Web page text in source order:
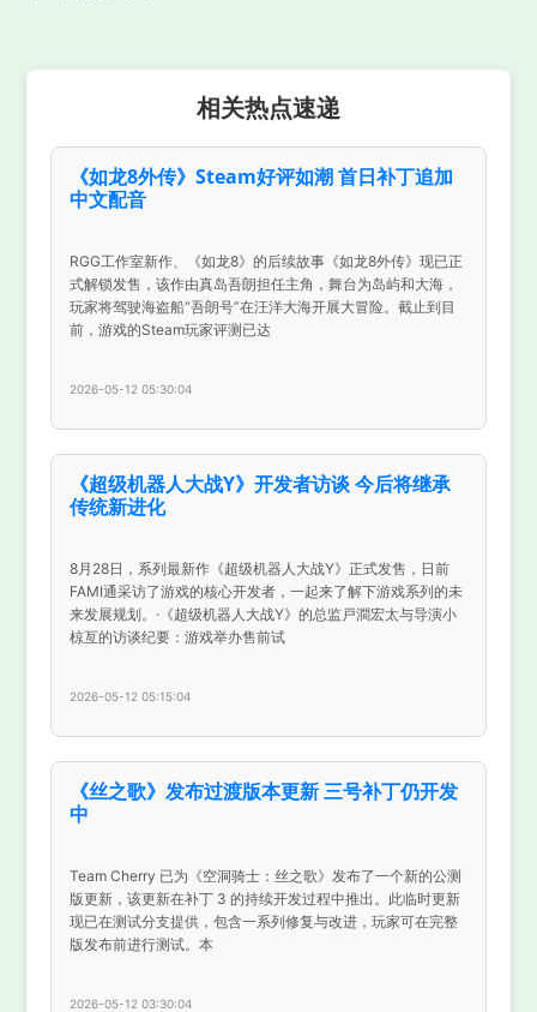
相关热点速递
《如龙8外传》Steam好评如潮 首日补丁追加
中文配音
RGG工作室新作、《如龙8》的后续故事《如龙8外传》现已正
式解锁发售，该作由真岛吾朗担任主角，舞台为岛屿和大海，
玩家将驾驶海盗船“吾朗号”在汪洋大海开展大冒险。截止到目
前，游戏的Steam玩家评测已达
2026-05-12 05:30:04
《超级机器人大战Y》开发者访谈 今后将继承
传统新进化
8月28日，系列最新作《超级机器人大战Y》正式发售，日前
FAMI通采访了游戏的核心开发者，一起来了解下游戏系列的未
来发展规划。·《超级机器人大战Y》的总监戸澗宏太与导演小
椋亙的访谈纪要：游戏举办售前试
2026-05-12 05:15:04
《丝之歌》发布过渡版本更新 三号补丁仍开发
中
Team Cherry 已为《空洞骑士：丝之歌》发布了一个新的公测
版更新，该更新在补丁 3 的持续开发过程中推出。此临时更新
现已在测试分支提供，包含一系列修复与改进，玩家可在完整
版发布前进行测试。本
2026-05-12 03:30:04